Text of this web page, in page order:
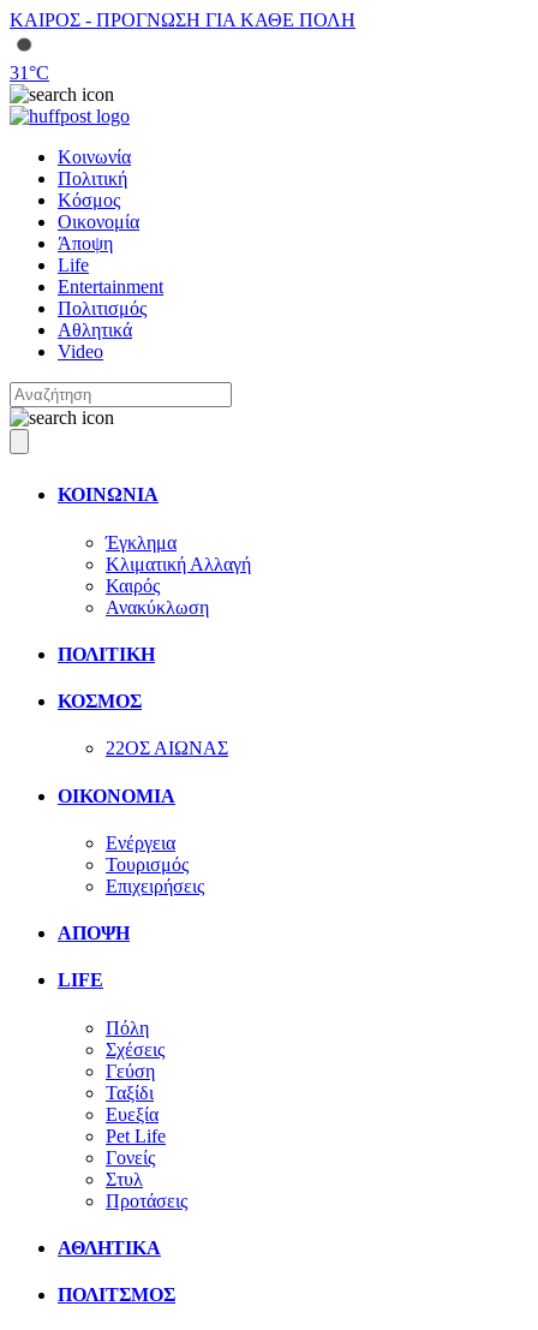
ΚΑΙΡΟΣ - ΠΡΟΓΝΩΣΗ ΓΙΑ ΚΑΘΕ ΠΟΛΗ
31°C
Κοινωνία
Πολιτική
Κόσμος
Οικονομία
Άποψη
Life
Entertainment
Πολιτισμός
Αθλητικά
Video
ΚΟΙΝΩΝΙΑ
Έγκλημα
Κλιματική Αλλαγή
Καιρός
Ανακύκλωση
ΠΟΛΙΤΙΚΗ
ΚΟΣΜΟΣ
22ΟΣ ΑΙΩΝΑΣ
ΟΙΚΟΝΟΜΙΑ
Ενέργεια
Τουρισμός
Επιχειρήσεις
ΑΠΟΨΗ
LIFE
Πόλη
Σχέσεις
Γεύση
Ταξίδι
Ευεξία
Pet Life
Γονείς
Στυλ
Προτάσεις
ΑΘΛΗΤΙΚΑ
ΠΟΛΙΤΣΜΟΣ